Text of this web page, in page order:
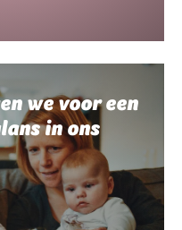
we voor een
in ons